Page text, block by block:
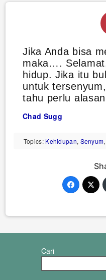
Jika Anda bisa
maka….
hidup. Jika itu
untuk
tahu perlu
Chad Sugg
Topics: Kehidupan, Senyum,
Cari